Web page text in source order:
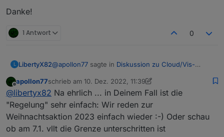
Danke!
1 Antwort 0
L LibertyX82@apollon77 sagte in Diskussion zu Cloud/Vis-
@ asgothian
In absoluten Ausnahmefällen gibt
es da individuelle Lösungen. Ich schreibe Dir
eine PN.
Welche Kriterien gibt es für die Ausnahmefälle :)
Ich kann nicht verlängern, weil die Laufzeit dann 2,1
Offline
apollon77schrieb am 10. Dez. 2022, 11:39
zuletzt editiert von apollon7712. Okt. 2022, 12:44
@libertyx82 Na ehrlich ... in Deinem Fall ist die
"Regelung" sehr einfach: Wir reden zur
Weihnachtsaktion 2023 einfach wieder :-) Oder schau
ob am 7.1. vllt die Grenze unterschritten ist